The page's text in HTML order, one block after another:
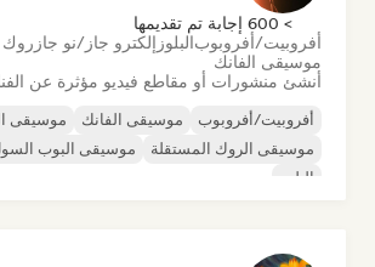
> 600 إجابة تم تقديمها
أفروبيت/أفروبوبالبلوز إلكترو جاز/نو جاز روك
موسيقى الفانك
أنشئ منشورات أو مقاطع فيديو مؤثرة عن
أفروبيت/أفروبوب موسيقى الفانك
موسيقى
موسيقى الروك المستقلة
موسيقى البوب
البلوز